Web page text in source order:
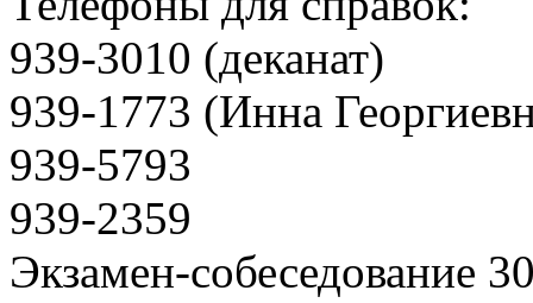
939-3010 (деканат)
939-1773 (Инна
939-5793
939-2359
Экзамен-собеседование